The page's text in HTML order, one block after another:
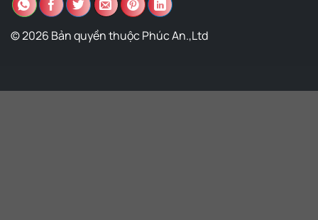
© 2026 Bản quyền thuộc Phúc An.,Ltd